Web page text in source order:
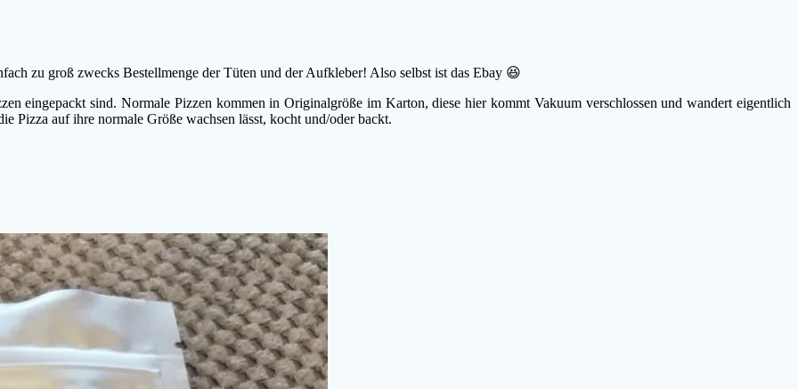
zu groß zwecks Bestellmenge der Tüten und der Aufkleber! Also selbst ist das Ebay 😆
eingepackt sind. Normale Pizzen kommen in Originalgröße im Karton, diese hier kommt Vakuum verschlossen und wandert eigentlich
Pizza auf ihre normale Größe wachsen lässt, kocht und/oder backt.